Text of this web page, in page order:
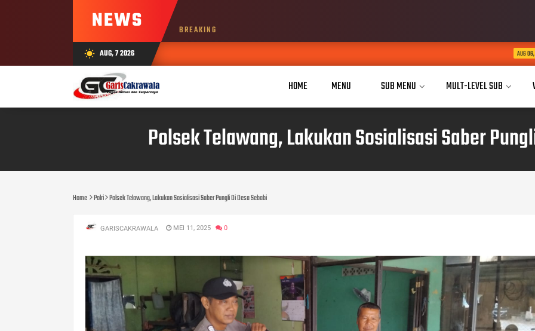
NEWS BREAKING
wb_sunny AUG, 7 2026 KABID HUMAS
HOME MENU SUB MENU MULT-LEVEL SUB
Polsek Telawang, Lakukan Sosialisasi Saber
Home Polri Polsek Telawang, Lakukan Sosialisasi Saber Pungli Di Desa Sebabi
GARISCAKRAWALA MEI 11, 2025 0